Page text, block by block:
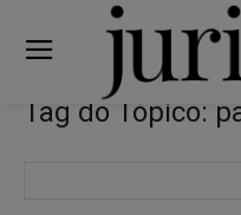
Tag do Tópico: